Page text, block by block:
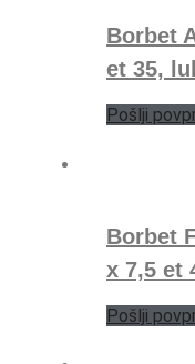
Borbet
et 35,
Pošlji
Borbet
x 7,5 et
Pošlji